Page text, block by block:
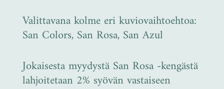
Valittavana kolme eri kuviovaihtoehtoa:
San Colors, San Rosa, San Azul
Jokaisesta myydystä San Rosa -kengästä
lahjoitetaan 2% syövän vastaiseen